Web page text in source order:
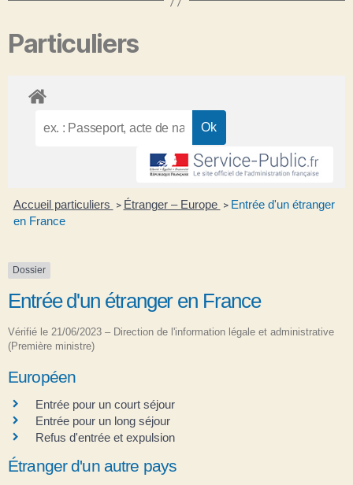
Particuliers
Accueil particuliers > Étranger – Europe > Entrée d'un étranger
en France
Dossier
Entrée d'un étranger en France
Vérifié le 21/06/2023 – Direction de l'information légale et administrative
(Première ministre)
Européen
Entrée pour un court séjour
Entrée pour un long séjour
Refus d'entrée et expulsion
Étranger d'un autre pays